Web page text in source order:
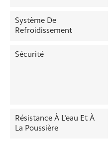
Système De
Refroidissement
Sécurité
Résistance À L'eau Et À
La Poussière